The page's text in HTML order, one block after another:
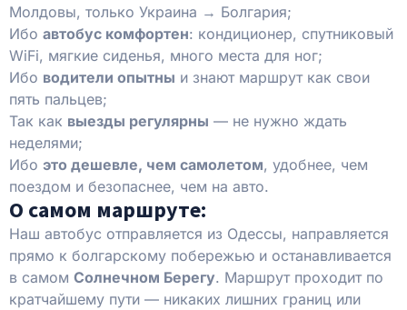
Молдовы, только Украина → Болгария;
Ибо автобус комфортен: кондиционер, спутниковый
WiFi, мягкие сиденья, много места для ног;
Ибо водители опытны и знают маршрут как свои
пять пальцев;
Так как выезды регулярны — не нужно ждать
неделями;
Ибо это дешевле, чем самолетом, удобнее, чем
поездом и безопаснее, чем на авто.
О самом маршруте:
Наш автобус отправляется из Одессы, направляется
прямо к болгарскому побережью и останавливается
в самом Солнечном Берегу. Маршрут проходит по
кратчайшему пути — никаких лишних границ или